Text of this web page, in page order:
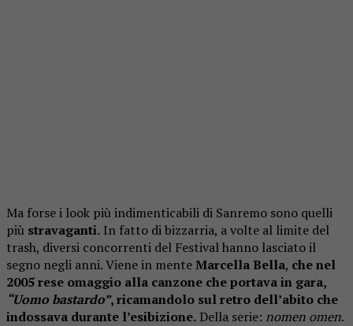
Ma forse i look più indimenticabili di Sanremo sono quelli
più stravaganti. In fatto di bizzarria, a volte al limite del
trash, diversi concorrenti del Festival hanno lasciato il
segno negli anni. Viene in menteMarcella Bella, che nel
2005 rese omaggio alla canzone che portava in gara,
“Uomo bastardo”, ricamandolo sul retro dell’abito che
indossava durante l’esibizione. Della serie: nomen omen.